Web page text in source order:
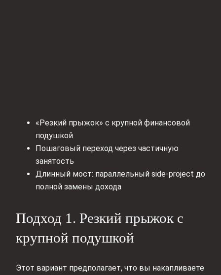
«Резкий прыжок» с крупной финансовой
подушкой
Пошаговый переход через частичную
занятость
Длинный мост: параллельный side‑project до
полной замены дохода
Подход 1. Резкий прыжок с
крупной подушкой
Этот вариант предполагает, что вы накапливаете